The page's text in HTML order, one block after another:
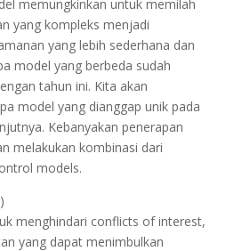
memungkinkan untuk memilah
yang kompleks menjadi
yang lebih sederhana dan
model yang berbeda sudah
tahun ini. Kita akan
model yang dianggap unik pada
Kebanyakan penerapan
melakukan kombinasi dari
models.
menghindari conflicts of interest,
yang dapat menimbulkan